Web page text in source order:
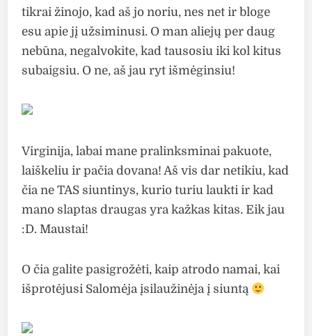
tikrai žinojo, kad aš jo noriu, nes net ir bloge
esu apie jį užsiminusi. O man aliejų per daug
nebūna, negalvokite, kad tausosiu iki kol kitus
subaigsiu. O ne, aš jau ryt išmėginsiu!
Virginija, labai mane pralinksminai pakuote,
laiškeliu ir pačia dovana! Aš vis dar netikiu, kad
čia ne TAS siuntinys, kurio turiu laukti ir kad
mano slaptas draugas yra kažkas kitas. Eik jau
:D. Maustai!
O čia galite pasigrožėti, kaip atrodo namai, kai
išprotėjusi Salomėja įsilaužinėja į siuntą